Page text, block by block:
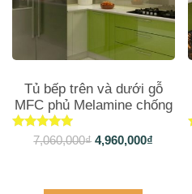
Tủ bếp trên và dưới gỗ
MFC phủ Melamine chống
trầy TB058
Được xếp
hạng
7,060,000₫ 4,960,000₫